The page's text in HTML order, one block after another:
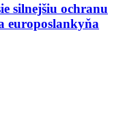
silnejšiu ochranu
europoslankyňa